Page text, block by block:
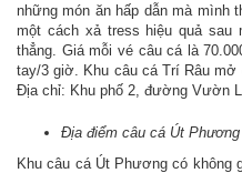
những món ăn hấp dẫn mà mình
một cách xả tress hiệu quả sau
thẳng. Giá mỗi vé câu cá là
tay/3 giờ. Khu câu cá Trí Râu mở
Địa chỉ: Khu phố 2, đường Vườn
Địa điểm câu cá Út Phương
Khu câu cá Út Phương có không